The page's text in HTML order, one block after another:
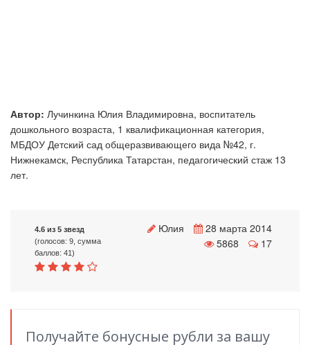
Автор: Лучинкина Юлия Владимировна, воспитатель
дошкольного возраста, 1 квалификационная категория,
МБДОУ Детский сад общеразвивающего вида №42, г.
Нижнекамск, Республика Татарстан, педагогический стаж 13
лет.
4.6 из 5 звезд
(голосов: 9, сумма
баллов: 41)
Юлия
28 марта 2014
5868
17
Получайте бонусные рубли за вашу